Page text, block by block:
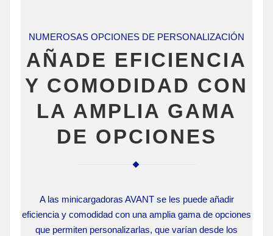
NUMEROSAS OPCIONES DE PERSONALIZACIÓN
AÑADE EFICIENCIA
Y COMODIDAD CON
LA AMPLIA GAMA
DE OPCIONES
A las minicargadoras AVANT se les puede añadir
eficiencia y comodidad con una amplia gama de opciones
que permiten personalizarlas, que varían desde los